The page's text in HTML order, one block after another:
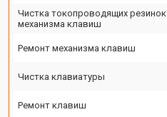
Чистка токопроводящих резинок
механизма клавиш
Ремонт механизма клавиш
Чистка клавиатуры
Ремонт клавиш